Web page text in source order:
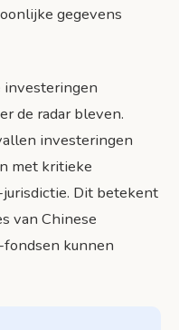
gegevens
investeringen
de radar bleven.
investeringen
met kritieke
Dit betekent
van Chinese
kunnen